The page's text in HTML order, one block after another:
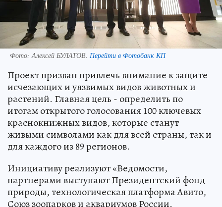
Фото: Алексей БУЛАТОВ. Перейти в Фотобанк КП
Проект призван привлечь внимание к защите
исчезающих и уязвимых видов животных и
растений. Главная цель - определить по
итогам открытого голосования 100 ключевых
краснокнижных видов, которые станут
живыми символами как для всей страны, так и
для каждого из 89 регионов.
Инициативу реализуют «Ведомости,
партнерами выступают Президентский фонд
природы, технологическая платформа Авито,
Союз зоопарков и аквариумов России.